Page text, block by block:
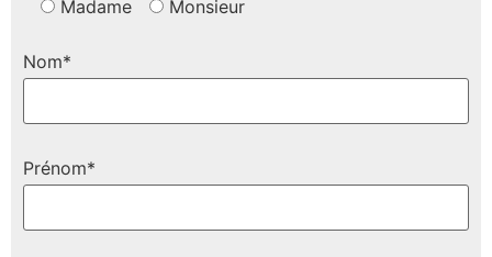
Madame Monsieur
Nom*
Prénom*